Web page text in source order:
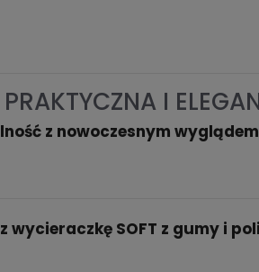
I
z nowoczesnym wyglądem
SOFT z gumy i